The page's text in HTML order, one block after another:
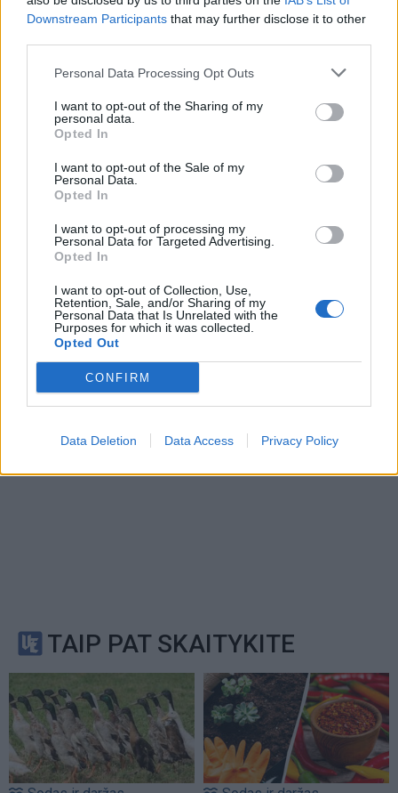
Downstream Participants that may further disclose it to other
Personal Data Processing Opt Outs
I want to opt-out of the Sharing of my
personal data.
Opted In
I want to opt-out of the Sale of my
Personal Data.
Opted In
I want to opt-out of processing my
Personal Data for Targeted Advertising.
Opted In
I want to opt-out of Collection, Use,
Retention, Sale, and/or Sharing of my
Personal Data that Is Unrelated with the
Purposes for which it was collected.
Opted Out
CONFIRM
Data Deletion Data Access Privacy Policy
Komentaras
Privacy Policyand
Terms of
Serviceapply.
TAIP PAT SKAITYKITE